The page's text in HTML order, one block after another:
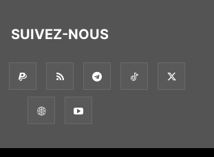
SUIVEZ-NOUS